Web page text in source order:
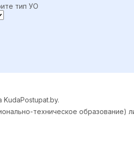
тип УО
KudaPostupat.by.
техническое образование)